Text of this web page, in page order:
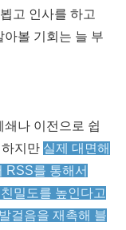
고 인사를 하고
아볼 기회는 늘 부
나 이전으로 쉽
지만 실제 대면해
RSS를 통해서
밀도를 높인다고
걸음을 재촉해 블